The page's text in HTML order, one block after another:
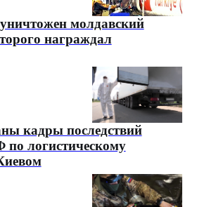
молдавский
награждал
кадры последствий
логистическому